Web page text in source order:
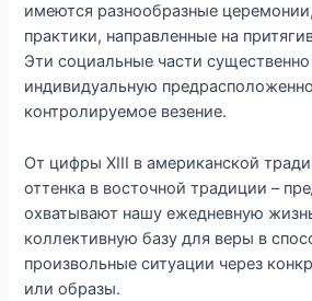
имеются разнообразные
практики, направленные на
Эти социальные части
индивидуальную
контролируемое везение.
От цифры XIII в американской
оттенка в восточной традиции –
охватывают нашу ежедневную
коллективную базу для веры в
произвольные ситуации через
или образы.